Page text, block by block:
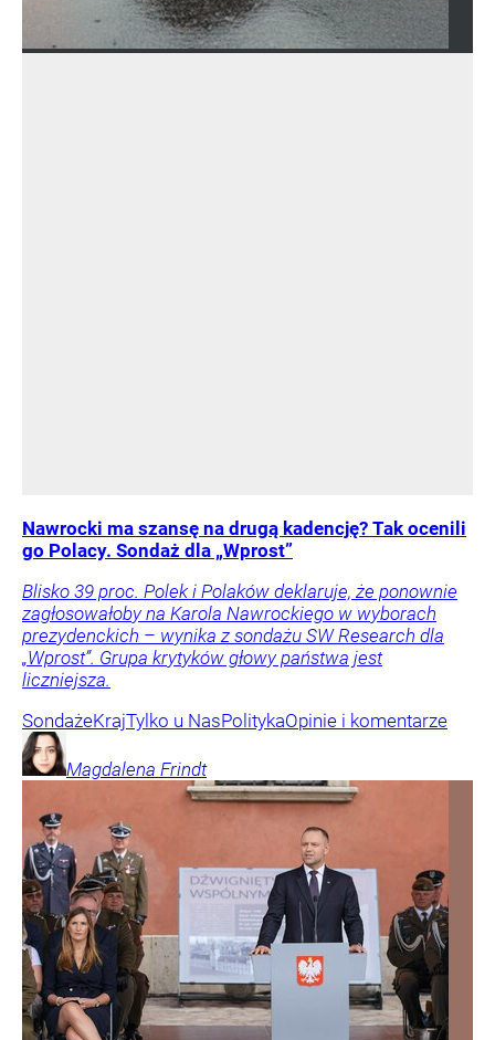
Nawrocki ma szansę na drugą kadencję? Tak ocenili
go Polacy. Sondaż dla „Wprost”
Blisko 39 proc. Polek i Polaków deklaruje, że ponownie
zagłosowałoby na Karola Nawrockiego w wyborach
prezydenckich – wynika z sondażu SW Research dla
„Wprost”. Grupa krytyków głowy państwa jest
liczniejsza.
SondażeKrajTylko u NasPolitykaOpinie i komentarze
Magdalena Frindt